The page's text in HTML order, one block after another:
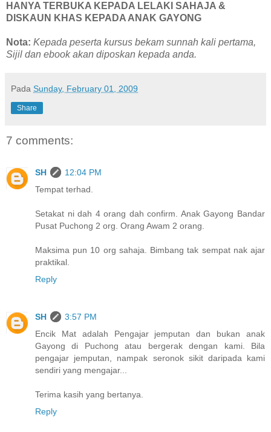
HANYA TERBUKA KEPADA LELAKI SAHAJA &
DISKAUN KHAS KEPADA ANAK GAYONG
Nota: Kepada peserta kursus bekam sunnah kali pertama,
Sijil dan ebook akan diposkan kepada anda.
Pada Sunday, February 01, 2009
Share
7 comments:
SH
12:04 PM
Tempat terhad.
Setakat ni dah 4 orang dah confirm. Anak Gayong Bandar
Pusat Puchong 2 org. Orang Awam 2 orang.
Maksima pun 10 org sahaja. Bimbang tak sempat nak ajar
praktikal.
Reply
SH
3:57 PM
Encik Mat adalah Pengajar jemputan dan bukan anak
Gayong di Puchong atau bergerak dengan kami. Bila
pengajar jemputan, nampak seronok sikit daripada kami
sendiri yang mengajar...
Terima kasih yang bertanya.
Reply